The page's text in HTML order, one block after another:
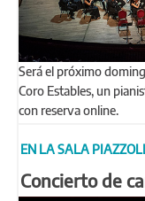
Será el próximo
Coro Estables, un
con reserva online.
EN LA SALA
Concierto de